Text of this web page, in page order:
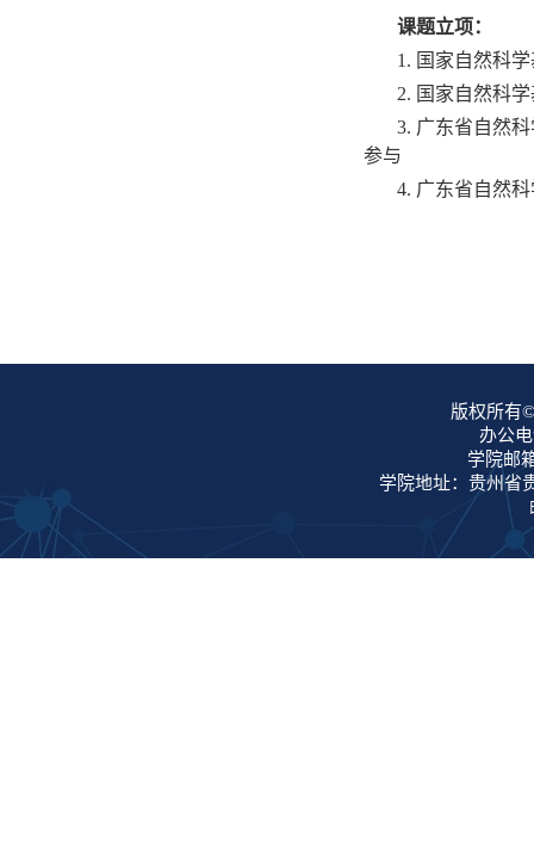
课题立项：
1. 国家自然科
2. 国家自然科
3. 广东省自然
参与
4. 广东省自然
版权所有
办公
学院邮
学院地址：贵州省